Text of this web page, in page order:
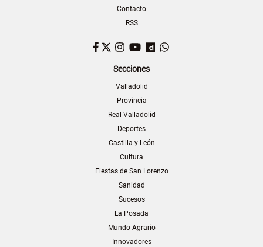
Contacto
RSS
Facebook
TwitterInstagram
YouTubeDailymotion
Secciones
Valladolid
Provincia
Real Valladolid
Deportes
Castilla y León
Cultura
Fiestas de San Lorenzo
Sanidad
Sucesos
La Posada
Mundo Agrario
Innovadores